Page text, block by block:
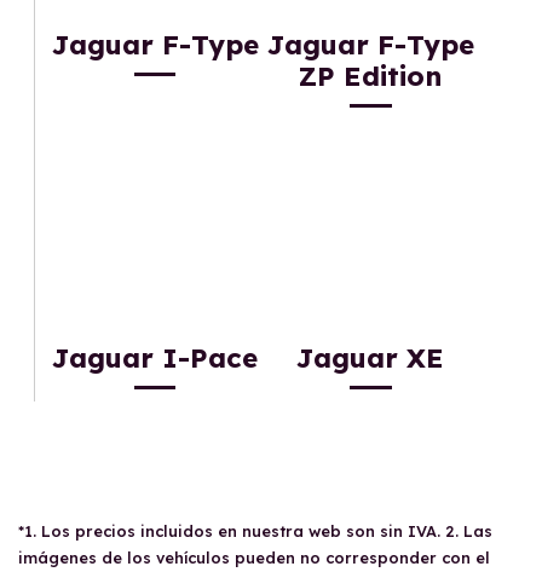
Jaguar F-Type Jaguar F-Type
ZP Edition
Jaguar I-Pace Jaguar XE
*1. Los precios incluidos en nuestra web son sin IVA. 2. Las
imágenes de los vehículos pueden no corresponder con el